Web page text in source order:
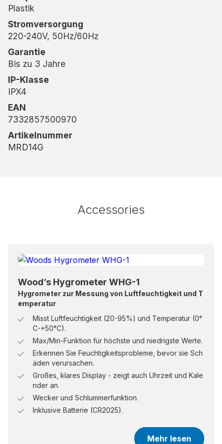
Räumen auf nachhaltige, effiziente und bequeme
Weise zu kontrollieren!
Plastik
Stromversorgung
220-240V, 50Hz/60Hz
Garantie
Bis zu 3 Jahre
IP-Klasse
IPX4
EAN
7332857500970
Artikelnummer
MRD14G
Accessories
Wood’s Hygrometer WHG-1
Hygrometer zur Messung von Luftfeuchtigkeit und T
emperatur
Misst Luftfeuchtigkeit (20-95%) und Temperatur (0°
C-+50°C).
Max/Min-Funktion für höchste und niedrigste Werte.
Erkennen Sie Feuchtigkeitsprobleme, bevor sie Sch
äden verursachen.
Großes, klares Display - zeigt auch Uhrzeit und Kale
nder an.
Wecker und Schlummerfunktion.
Inklusive Batterie (CR2025).
Mehr lesen